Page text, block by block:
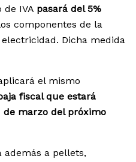
de IVA pasará del 5%
componentes de la
Dicha medida
el mismo
fiscal que estará
de marzo del próximo
además a pellets,